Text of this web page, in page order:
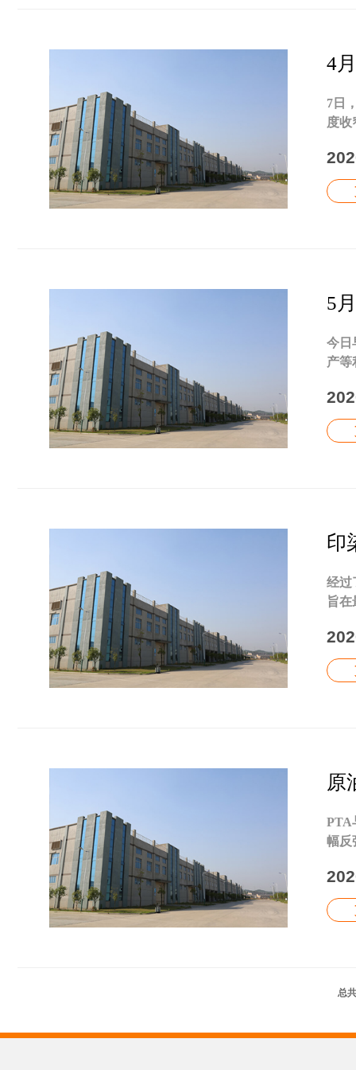
4
7日
度收
5
今日
产等
印
经过
旨
原
PTA
幅
总